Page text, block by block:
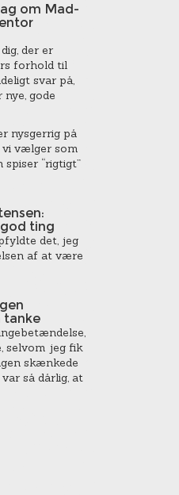
om Mad-
der er
forhold til
svar på,
gode
nysgerrig på
vi vælger som
“rigtigt”
ting
det, jeg
af at være
tanke
selvom jeg fik
skænkede
så dårlig, at